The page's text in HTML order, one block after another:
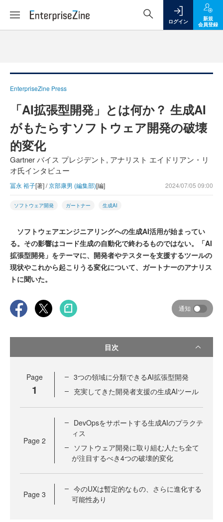
ログイン
新規
会員登録
EnterpriseZine Press
「AI拡張型開発」とは何か？ 生成AI
がもたらすソフトウェア開発の破壊
的変化
Gartner バイス プレジデント, アナリスト エイドリアン・リ
オ氏インタビュー
冨永 裕子[著] /京部康男 (編集部)[編] 2024/07/05 09:00
ソフトウェア開発 ガートナー 生成AI
ソフトウェアエンジニアリングへの生成AI活用が始まってい
る。その影響はコード生成の自動化で終わるものではない。「AI
拡張型開発」をテーマに、開発者やテスターを支援するツールの
現状やこれから起こりうる変化について、ガートナーのアナリス
トに聞いた。
通知
目次
Page
1
3つの領域に分類できるAI拡張型開発
充実してきた開発者支援の生成AIツール
Page 2
DevOpsをサポートする生成AIのプラクテ
ィス
ソフトウェア開発に取り組む人たち全て
が注目するべき4つの破壊的変化
Page 3
今のUXは暫定的なもの、さらに進化する
可能性あり